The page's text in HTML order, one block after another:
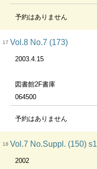
予約はありません
17 Vol.8 No.7 (173)
2003.4.15
図書館2F書庫
064500
予約はありません
18 Vol.7 No.Suppl. (150) s1
2002